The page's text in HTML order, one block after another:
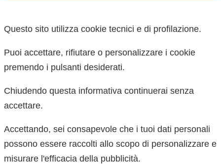
Questo sito utilizza cookie tecnici e di profilazione.
Puoi accettare, rifiutare o personalizzare i cookie
premendo i pulsanti desiderati.
Chiudendo questa informativa continuerai senza
accettare.
Accettando, sei consapevole che i tuoi dati personali
possono essere raccolti allo scopo di personalizzare e
misurare l'efficacia della pubblicità.